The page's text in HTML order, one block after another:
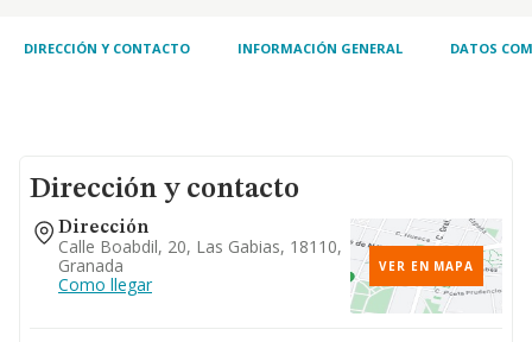
DIRECCIÓN Y CONTACTO INFORMACIÓN GENERAL DATOS
Dirección y contacto
Dirección
Calle Boabdil, 20, Las Gabias, 18110,
Granada
Como llegar
VER EN MAPA